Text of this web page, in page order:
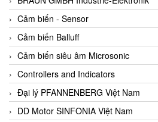
Cảm biến - Sensor
Cảm biến Balluff
Cảm biến siêu âm Microsonic
Controllers and Indicators
Đại lý PFANNENBERG Việt Nam
DD Motor SINFONIA Việt Nam